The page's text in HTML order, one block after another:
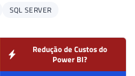
SQL SERVER
Redução de Custos do
Power BI?